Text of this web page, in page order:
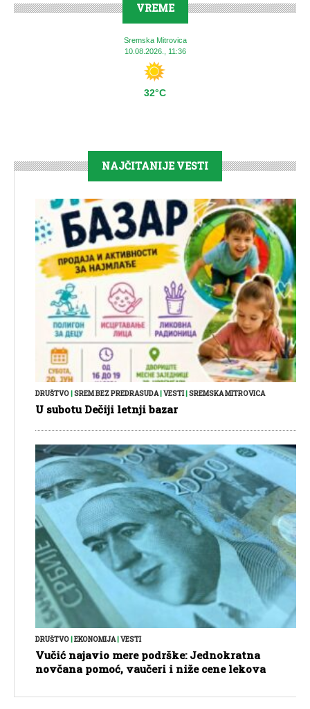
VREME
Sremska Mitrovica
10.08.2026., 11:36
32°C
NAJČITANIJE VESTI
DRUŠTVO SREM BEZ PREDRASUDA| VESTI| SREMSKA MITROVICA
U subotu Dečiji letnji bazar
DRUŠTVO EKONOMIJA| VESTI
Vučić najavio mere podrške: Jednokratna
novčana pomoć, vaučeri i niže cene lekova